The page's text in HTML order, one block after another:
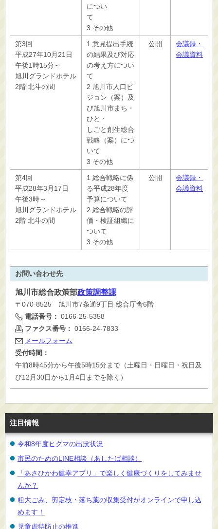
につい
て
3 その他
第3回
平成27年10月21日
午後1時15分～
旭川グランドホテル
2階 北斗の間
1 意見提出手続
の結果及び対応
の考え方につい
て
2 旭川市人口ビ
ジョン（案）及
び旭川市まち・
ひと・
しごと創生総合
戦略（案）につ
いて
3 その他
公開
会議録・
会議資料
第4回
平成28年3月17日
午後3時～
旭川グランドホテル
2階 北斗の間
1 総合戦略に係
る平成28年度
予算について
2 総合戦略の評
価・検証組織に
ついて
3 その他
公開
会議録・
会議資料
お問い合わせ先
旭川市総合政策部政策調整課
〒070-8525 旭川市7条通9丁目 総合庁舎6階
電話番号： 0166-25-5358
ファクス番号： 0166-24-7833
メールフォーム
受付時間：
午前8時45分から午後5時15分まで（土曜日・日曜日・祝日及
び12月30日から1月4日までを除く）
注目情報
令和8年度ヒグマの出没状況
市民のためのLINE相談（あしたば相談）
「あさひかわ健幸アプリ」で楽しく健康づくりをしてみませ
んか？
粗大ごみ、剪定枝・落ち葉の収集受付がオンラインで申し込
めます！
児童虐待防止の推進